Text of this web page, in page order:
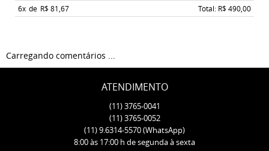
6x de R$ 81,67 Total: R$ 490,00
Carregando comentários ...
ATENDIMENTO
(11)3765-0041
(11)3765-0052
(11)9.6314-5570(WhatsApp)
8:00 às 17:00 h de segunda à sexta